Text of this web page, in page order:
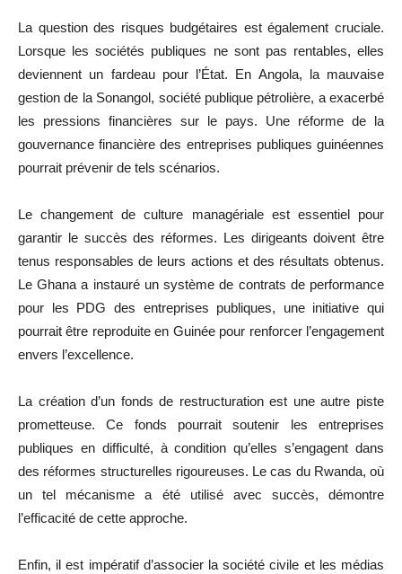
La question des risques budgétaires est également cruciale.
Lorsque les sociétés publiques ne sont pas rentables, elles
deviennent un fardeau pour l’État. En Angola, la mauvaise
gestion de la Sonangol, société publique pétrolière, a exacerbé
les pressions financières sur le pays. Une réforme de la
gouvernance financière des entreprises publiques guinéennes
pourrait prévenir de tels scénarios.
Le changement de culture managériale est essentiel pour
garantir le succès des réformes. Les dirigeants doivent être
tenus responsables de leurs actions et des résultats obtenus.
Le Ghana a instauré un système de contrats de performance
pour les PDG des entreprises publiques, une initiative qui
pourrait être reproduite en Guinée pour renforcer l’engagement
envers l’excellence.
La création d’un fonds de restructuration est une autre piste
prometteuse. Ce fonds pourrait soutenir les entreprises
publiques en difficulté, à condition qu’elles s’engagent dans
des réformes structurelles rigoureuses. Le cas du Rwanda, où
un tel mécanisme a été utilisé avec succès, démontre
l’efficacité de cette approche.
Enfin, il est impératif d’associer la société civile et les médias